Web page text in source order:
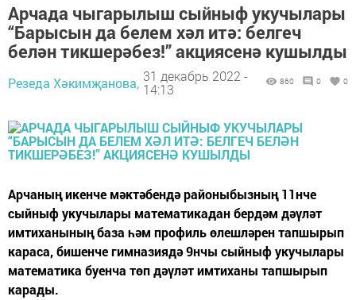
Арчада чыгарылыш сыйныф укучылары
“Барысын да белем хәл итә: белгеч
белән тикшерәбез!” акциясенә кушылды
Резеда Хәкимҗанова, 31 декабрь 2022 -
14:13
860 0 0
Арчаның икенче мәктәбендә районыбызның 11нче
сыйныф укучылары математикадан бердәм дәүләт
имтиханының база һәм профиль өлешләрен тапшырып
караса, бишенче гимназиядә 9нчы сыйныф укучылары
математика буенча төп дәүләт имтиханы тапшырып
карады.